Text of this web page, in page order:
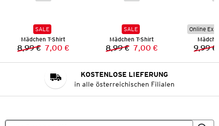
SALE
Mädchen T-Shirt
Vorheriger Preis:
8,99 € Neuer Preis:
7,00 €
SALE
Mädchen T-Shirt
Vorheriger Preis:
8,99 € Neuer Preis:
7,00 €
Online
9,99 €
KOSTENLOSE LIEFERUNG
in alle österreichischen Filialen